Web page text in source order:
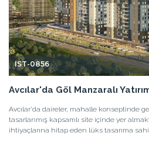
IST-0856
Avcılar'da Göl Manzaralı
Avcılar'da daireler, mahalle konseptinde
tasarlanmış kapsamlı site içinde yer
ihtiyaçlarına hitap eden lüks tasarıma